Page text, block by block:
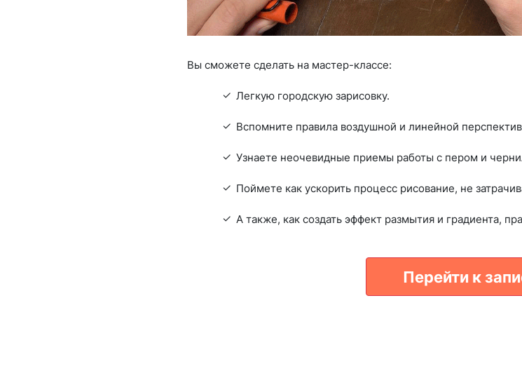
Вы сможете сделать на мастер-классе:
Легкую городскую зарисовку.
Вспомните правила воздушной и линейной
Узнаете неочевидные приемы работы с пером и
Поймете как ускорить процесс рисование, не
А также, как создать эффект размытия и градиента,
Перейти к